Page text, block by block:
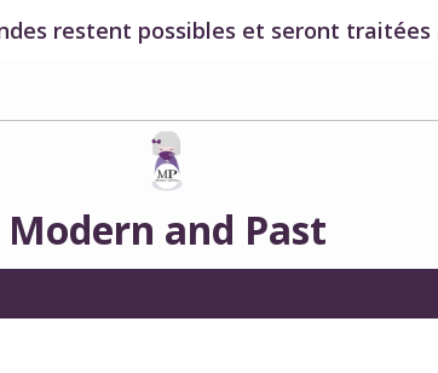
restent possibles et seront
Modern and Past